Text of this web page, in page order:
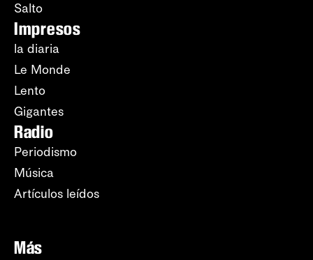
Salto
Impresos
la diaria
Le Monde
Lento
Gigantes
Radio
Periodismo
Música
Artículos leídos
Más